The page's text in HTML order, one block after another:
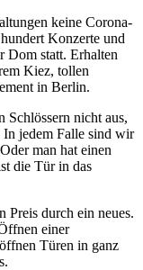
keine Corona-
Konzerte und
Dom statt. Erhalten
Kiez, tollen
in Berlin.
Schlössern nicht aus,
In jedem Falle sind wir
man hat einen
die Tür in das
Preis durch ein neues.
einer
Türen in ganz